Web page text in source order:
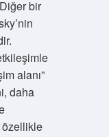
bir
alanı”
daha
özellikle